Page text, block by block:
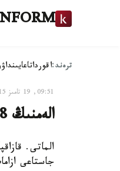
ترەند:اقورداتاعايىنداۋ
09:51, 19 تامىز 2015
الەمنىڭ 18 ەلىن تەگىن ارالاعان جاس ساياحاتشى قازاقستانعا ورالدى - فوتو
جاستاعى